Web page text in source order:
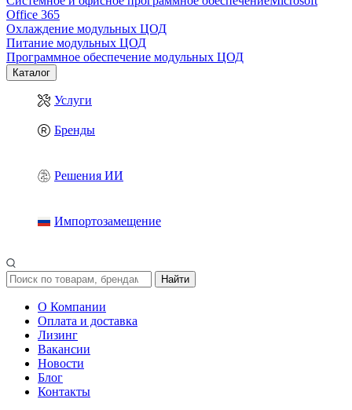
Office 365
Охлаждение модульных ЦОД
Питание модульных ЦОД
Программное обеспечение модульных ЦОД
Каталог
Услуги
Бренды
Решения ИИ
Импортозамещение
Найти
О Компании
Оплата и доставка
Лизинг
Вакансии
Новости
Блог
Контакты